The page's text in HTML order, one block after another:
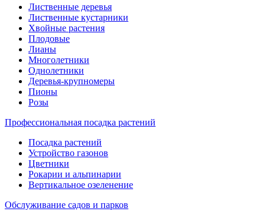
Лиственные деревья
Лиственные кустарники
Хвойные растения
Плодовые
Лианы
Многолетники
Однолетники
Деревья-крупномеры
Пионы
Розы
Профессиональная посадка растений
Посадка растений
Устройство газонов
Цветники
Рокарии и альпинарии
Вертикальное озеленение
Обслуживание садов и парков